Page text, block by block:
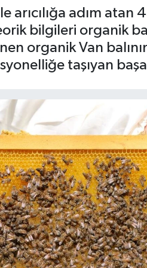
arıcılığa adım atan
bilgileri organik
organik Van
taşıyan